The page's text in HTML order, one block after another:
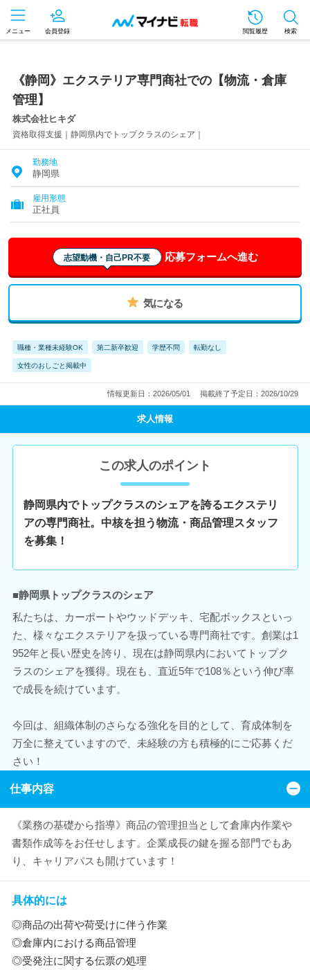
メニュー 会員登録 閲覧履歴 検索
《静岡》エクステリア専門商社での【物流・倉庫
管理】
株式会社ヒキダ
資格取得支援｜静岡県内でトップクラスのシェア｜
勤務地
静岡県
雇用形態
正社員
志望動機・自己PR不要 応募フォームへ進む
気になる
職種・業種未経験OK 第二新卒歓迎 学歴不問 転勤なし
女性のおしごと掲載中
情報更新日：2026/05/01 掲載終了予定日：2026/10/29
求人情報
この求人のポイント
静岡県内でトップクラスのシェアを誇るエクステリ
アの専門商社。中核を担う物流・商品管理スタッフ
を募集！
■静岡県トップクラスのシェア
私たちは、カーポートやウッドデッキ、宅配ボックスといっ
た、様々なエクステリアを扱っている専門商社です。創業は1
952年と長い歴史を誇り、現在は静岡県内においてトップク
ラスのシェアを獲得。現在も、直近5年で108％という伸び率
で成長を続けています。
今回は、組織体制のさらなる強化を目的として、育成体制を
万全に整えていますので、未経験の方も積極的にご応募くだ
さい！
仕事内容
《業務の基礎から指導》商品の管理担当として倉庫内作業や
書類作成等をお任せします。企業成長の鍵を握る部門でもあ
り、キャリアパスも開けています！
具体的には
◎商品の出荷や荷受けに伴う作業
◎倉庫内における商品管理
◎受発注に関する伝票の処理